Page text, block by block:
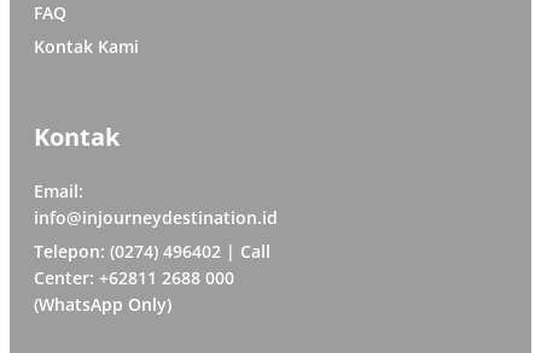
FAQ
Kontak Kami
Kontak
Email:
info@injourneydestination.id
Telepon: (0274) 496402 | Call
Center: +62811 2688 000
(WhatsApp Only)